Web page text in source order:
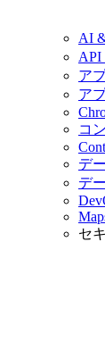
AI
API
ア
ア
コ
デ
デ
セ